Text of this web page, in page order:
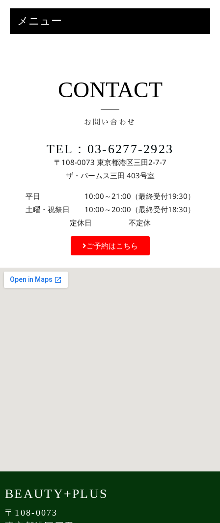
メニュー
CONTACT
お問い合わせ
TEL：03-6277-2923
〒108-0073 東京都港区三田2-7-7
ザ・パームス三田 403号室
平日 10:00～21:00（最終受付19:30）
土曜・祝祭日 10:00～20:00（最終受付18:30）
定休日 不定休
ご予約はこちら
BEAUTY+PLUS
〒108-0073